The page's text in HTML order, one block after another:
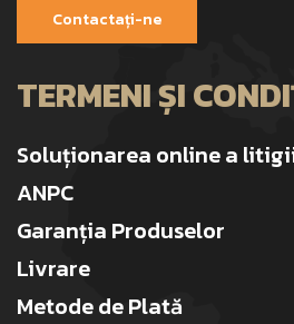
Contactați-ne
TERMENI ȘI
Soluționarea online a
ANPC
Garanția Produselor
Livrare
Metode de Plată